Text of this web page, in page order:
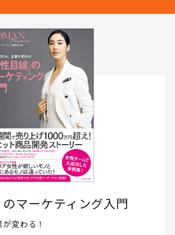
のマーケティング入門
変わる！